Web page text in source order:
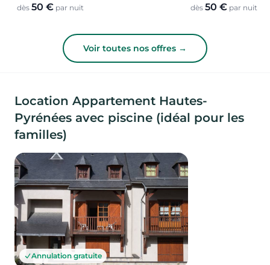
dès 50 € par nuit dès 50 € par nuit
Voir toutes nos offres →
Location Appartement Hautes-
Pyrénées avec piscine (idéal pour les
familles)
Annulation gratuite